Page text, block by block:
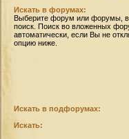
Искать в форумах:
Выберите форум или форумы, в
поиск. Поиск во вложенных
автоматически, если Вы не
опцию ниже.
Искать в подфорумах:
Искать: